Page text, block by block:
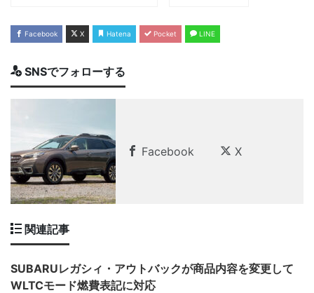
Facebook X Hatena Pocket LINE
SNSでフォローする
Facebook X
関連記事
SUBARUレガシィ・アウトバックが商品内容を変更して
WLTCモード燃費表記に対応